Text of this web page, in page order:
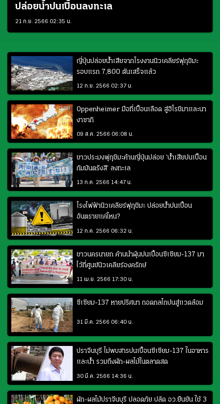
ปล่อยน้ำปนเปื้อนลงทะเล
21 ก.ย. 2566 02:35 น.
ญี่ปุ่นปล่อยน้ำเสียจากโรงงานนิวเคลียร์ฟุกุชิมะ
รอบแรก 7,800 ตันเสร็จแล้ว
12 ก.ย. 2566 02:37 น.
Oppenheimer มือที่เปื้อนเลือด สู่ฮิโรชิมาและนา
งาซากิ
09 ส.ค. 2566 06:08 น.
ชาวประมงฟุกุชิมะค้านญี่ปุ่นปล่อย ‘น้ำเสียปนเปื้อน
กัมมันตรังสี’ ลงทะเล
13 ก.ค. 2566 14:47 น.
โรงไฟฟ้านิวเคลียร์ฟุกุชิมะ ปล่อยน้ำปนเปื้อน
อันตรายแค่ไหน?
12 ก.ค. 2566 06:32 น.
ชาวนครนายก ค้านนำฝุ่นปนเปื้อนซีเซียม-137 มา
ไว้ที่ศูนย์นิวเคลียร์องครักษ์
11 เม.ย. 2566 17:30 น.
ซีเซียม-137 หายปริศนา ถอดกลไกปนสู่แวดล้อม
31 มี.ค. 2566 06:40 น.
ปราจีนบุรี ไม่พบสารปนเปื้อนซีเซียม-137 ในอาหาร
และน้ำ รวมถึงผัก-ผลไม้ในตลาดสด
30 มี.ค. 2566 14:36 น.
ผัก-ผลไม้ปราจีนบุรี ปลอดภัย ปลัด อว.ยืนยัน ใช้ 3